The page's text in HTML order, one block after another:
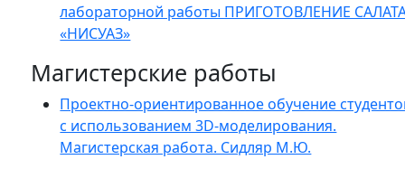
лабораторной работы ПРИГОТОВЛЕНИЕ
«НИСУАЗ»
Магистерские работы
Проектно-ориентированное обучение
с использованием 3D-моделирования.
Магистерская работа. Сидляр М.Ю.